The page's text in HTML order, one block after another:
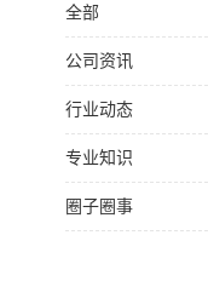
全部
公司资讯
行业动态
专业知识
圈子圈事